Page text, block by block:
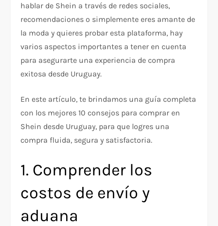
hablar de Shein a través de redes sociales,
recomendaciones o simplemente eres amante de
la moda y quieres probar esta plataforma, hay
varios aspectos importantes a tener en cuenta
para asegurarte una experiencia de compra
exitosa desde Uruguay.
En este artículo, te brindamos una guía completa
con los mejores 10 consejos para comprar en
Shein desde Uruguay, para que logres una
compra fluida, segura y satisfactoria.
1. Comprender los
costos de envío y
aduana